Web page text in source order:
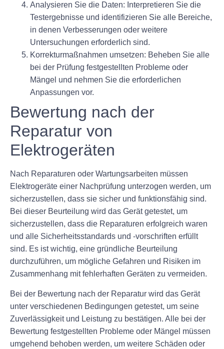
Analysieren Sie die Daten: Interpretieren Sie die
Testergebnisse und identifizieren Sie alle Bereiche,
in denen Verbesserungen oder weitere
Untersuchungen erforderlich sind.
Korrekturmaßnahmen umsetzen: Beheben Sie alle
bei der Prüfung festgestellten Probleme oder
Mängel und nehmen Sie die erforderlichen
Anpassungen vor.
Bewertung nach der
Reparatur von
Elektrogeräten
Nach Reparaturen oder Wartungsarbeiten müssen
Elektrogeräte einer Nachprüfung unterzogen werden, um
sicherzustellen, dass sie sicher und funktionsfähig sind.
Bei dieser Beurteilung wird das Gerät getestet, um
sicherzustellen, dass die Reparaturen erfolgreich waren
und alle Sicherheitsstandards und -vorschriften erfüllt
sind. Es ist wichtig, eine gründliche Beurteilung
durchzuführen, um mögliche Gefahren und Risiken im
Zusammenhang mit fehlerhaften Geräten zu vermeiden.
Bei der Bewertung nach der Reparatur wird das Gerät
unter verschiedenen Bedingungen getestet, um seine
Zuverlässigkeit und Leistung zu bestätigen. Alle bei der
Bewertung festgestellten Probleme oder Mängel müssen
umgehend behoben werden, um weitere Schäden oder